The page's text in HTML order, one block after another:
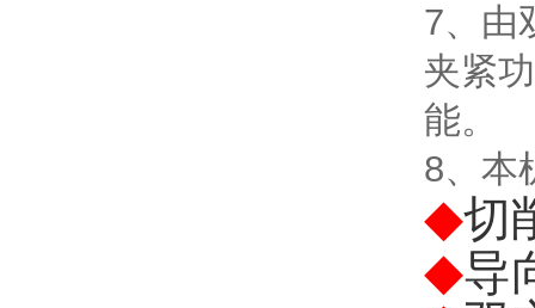
7、由
夹紧功
能。
8、本
◆切
◆导